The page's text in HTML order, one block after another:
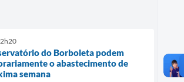
do Borboleta podem
o abastecimento de
semana